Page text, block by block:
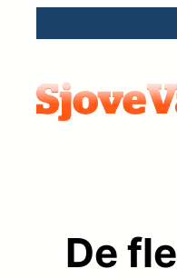
indhold
De